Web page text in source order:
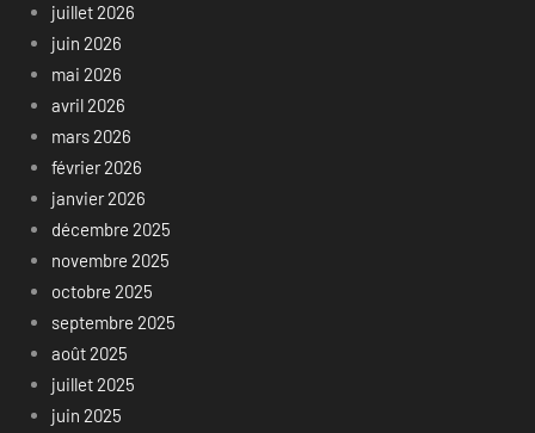
juillet 2026
juin 2026
mai 2026
avril 2026
mars 2026
février 2026
janvier 2026
décembre 2025
novembre 2025
octobre 2025
septembre 2025
août 2025
juillet 2025
juin 2025